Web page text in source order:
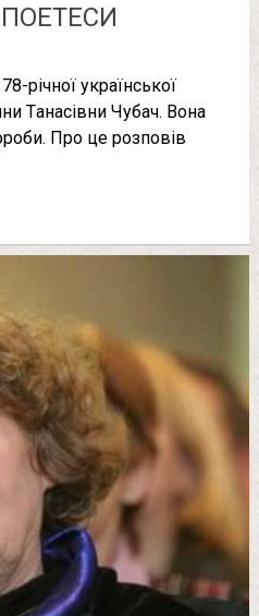
річної української
Тaнасівни Чyбач. Вона
Про це розповів